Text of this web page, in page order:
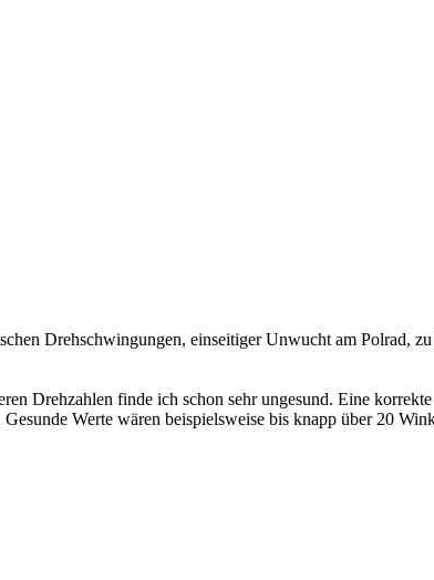
Drehschwingungen, einseitiger Unwucht am Polrad,
Drehzahlen finde ich schon sehr ungesund. Eine
Werte wären beispielsweise bis knapp über 20